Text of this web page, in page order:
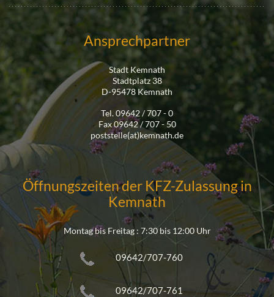
Ansprechpartner
Stadt Kemnath
Stadtplatz 38
D-95478 Kemnath
Tel. 09642 / 707 - 0
Fax 09642 / 707 - 50
poststelle(at)kemnath.de
Öffnungszeiten der KFZ-Zulassung in
Kemnath
Montag bis Freitag : 7:30 bis 12:00 Uhr
09642/707-760
09642/707-761